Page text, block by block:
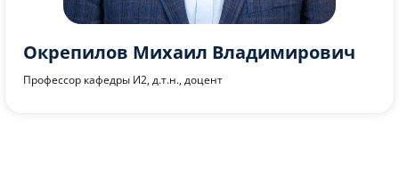
Кропачев Алексей Владимирович
Доцент кафедры И2, к.т.н., доцент